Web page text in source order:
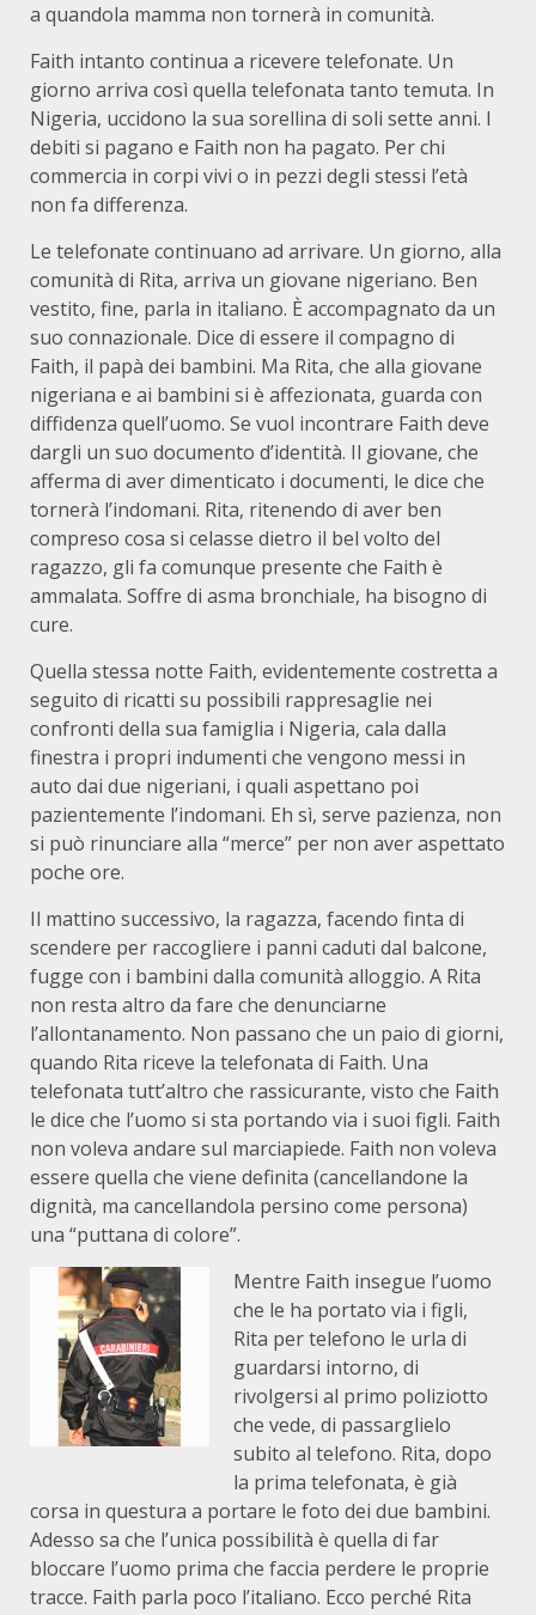
a quandola mamma non tornerà in comunità.
Faith intanto continua a ricevere telefonate. Un
giorno arriva così quella telefonata tanto temuta. In
Nigeria, uccidono la sua sorellina di soli sette anni. I
debiti si pagano e Faith non ha pagato. Per chi
commercia in corpi vivi o in pezzi degli stessi l’età
non fa differenza.
Le telefonate continuano ad arrivare. Un giorno, alla
comunità di Rita, arriva un giovane nigeriano. Ben
vestito, fine, parla in italiano. È accompagnato da un
suo connazionale. Dice di essere il compagno di
Faith, il papà dei bambini. Ma Rita, che alla giovane
nigeriana e ai bambini si è affezionata, guarda con
diffidenza quell’uomo. Se vuol incontrare Faith deve
dargli un suo documento d’identità. Il giovane, che
afferma di aver dimenticato i documenti, le dice che
tornerà l’indomani. Rita, ritenendo di aver ben
compreso cosa si celasse dietro il bel volto del
ragazzo, gli fa comunque presente che Faith è
ammalata. Soffre di asma bronchiale, ha bisogno di
cure.
Quella stessa notte Faith, evidentemente costretta a
seguito di ricatti su possibili rappresaglie nei
confronti della sua famiglia i Nigeria, cala dalla
finestra i propri indumenti che vengono messi in
auto dai due nigeriani, i quali aspettano poi
pazientemente l’indomani. Eh sì, serve pazienza, non
si può rinunciare alla “merce” per non aver aspettato
poche ore.
Il mattino successivo, la ragazza, facendo finta di
scendere per raccogliere i panni caduti dal balcone,
fugge con i bambini dalla comunità alloggio. A Rita
non resta altro da fare che denunciarne
l’allontanamento. Non passano che un paio di giorni,
quando Rita riceve la telefonata di Faith. Una
telefonata tutt’altro che rassicurante, visto che Faith
le dice che l’uomo si sta portando via i suoi figli. Faith
non voleva andare sul marciapiede. Faith non voleva
essere quella che viene definita (cancellandone la
dignità, ma cancellandola persino come persona)
una “puttana di colore”.
Mentre Faith insegue l’uomo
che le ha portato via i figli,
Rita per telefono le urla di
guardarsi intorno, di
rivolgersi al primo poliziotto
che vede, di passarglielo
subito al telefono. Rita, dopo
la prima telefonata, è già
corsa in questura a portare le foto dei due bambini.
Adesso sa che l’unica possibilità è quella di far
bloccare l’uomo prima che faccia perdere le proprie
tracce. Faith parla poco l’italiano. Ecco perché Rita